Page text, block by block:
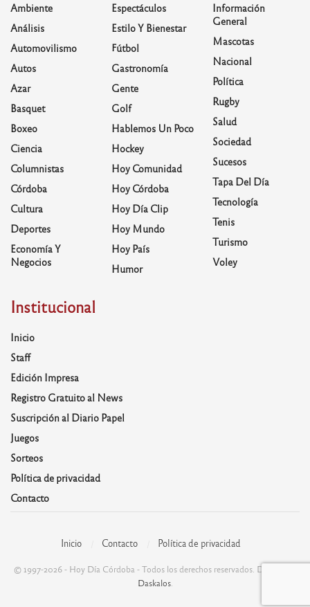
Ambiente
Análisis
Automovilismo
Autos
Azar
Basquet
Boxeo
Ciencia
Columnistas
Córdoba
Cultura
Deportes
Economía Y
Negocios
Espectáculos
Estilo Y Bienestar
Fútbol
Gastronomía
Gente
Golf
Hablemos Un Poco
Hockey
Hoy Comunidad
Hoy Córdoba
Hoy Día Clip
Hoy Mundo
Hoy País
Humor
Información
General
Mascotas
Nacional
Política
Rugby
Salud
Sociedad
Sucesos
Tapa Del Día
Tecnología
Tenis
Turismo
Voley
Institucional
Inicio
Staff
Edición Impresa
Registro Gratuito al News
Suscripción al Diario Papel
Juegos
Sorteos
Política de privacidad
Contacto
Inicio Contacto Política de privacidad
© 1997-2026 - Hoy Día Córdoba - Todos los derechos reservados. Desarrolla:
Daskalos.